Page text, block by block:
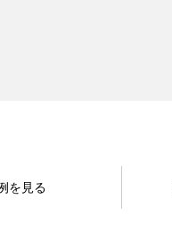
を見る